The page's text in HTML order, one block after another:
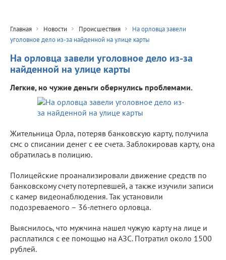
Главная Новости Происшествия
На орловца завели
уголовное дело из-за найденной на улице карты
На орловца завели уголовное дело из-за
найденной на улице карты
Легкие, но чужие деньги обернулись проблемами.
Жительница Орла, потеряв банковскую карту, получила
смс о списании денег с ее счета. Заблокировав карту, она
обратилась в полицию.
Полицейские проанализировали движение средств по
банковскому счету потерпевшей, а также изучили записи
с камер видеонаблюдения. Так установили
подозреваемого – 36-летнего орловца.
Выяснилось, что мужчина нашел чужую карту на лице и
расплатился с ее помощью на АЗС. Потратил около 1500
рублей.